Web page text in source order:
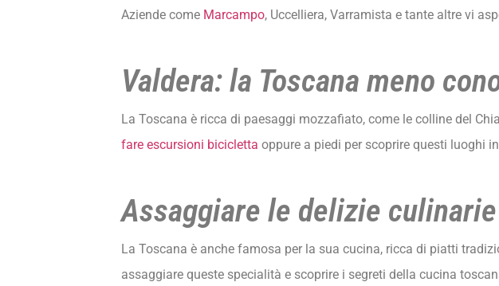
Aziende come Marcampo, Uccelliera, Varramista e tante altre vi
Valdera: la Toscana meno
La Toscana è ricca di paesaggi mozzafiato, come le colline del
fare escursioni bicicletta oppure a piedi per scoprire questi luoghi
Assaggiare le delizie
La Toscana è anche famosa per la sua cucina, ricca di piatti
assaggiare queste specialità e scoprire i segreti della cucina